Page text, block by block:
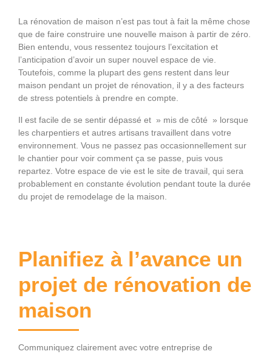
La rénovation de maison n’est pas tout à fait la même chose
que de faire construire une nouvelle maison à partir de zéro.
Bien entendu, vous ressentez toujours l’excitation et
l’anticipation d’avoir un super nouvel espace de vie.
Toutefois, comme la plupart des gens restent dans leur
maison pendant un projet de rénovation, il y a des facteurs
de stress potentiels à prendre en compte.
Il est facile de se sentir dépassé et » mis de côté » lorsque
les charpentiers et autres artisans travaillent dans votre
environnement. Vous ne passez pas occasionnellement sur
le chantier pour voir comment ça se passe, puis vous
repartez. Votre espace de vie est le site de travail, qui sera
probablement en constante évolution pendant toute la durée
du projet de remodelage de la maison.
Planifiez à l’avance un
projet de rénovation de
maison
Communiquez clairement avec votre entreprise de